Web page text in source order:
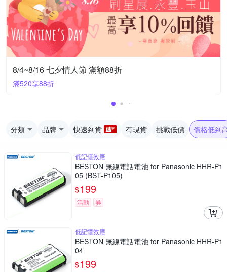
8/4~8/16 七夕情人節 滿額88折
滿520享88折
分類 品牌 快速到貨 有現貨 挑戰低價 價格低到
低記憶效應
BESTON 無線電話電池 for Panasonic HHR-P1
05 (BST-P105)
$199
活動 券
低記憶效應
BESTON 無線電話電池 for Panasonic HHR-P1
04
$199